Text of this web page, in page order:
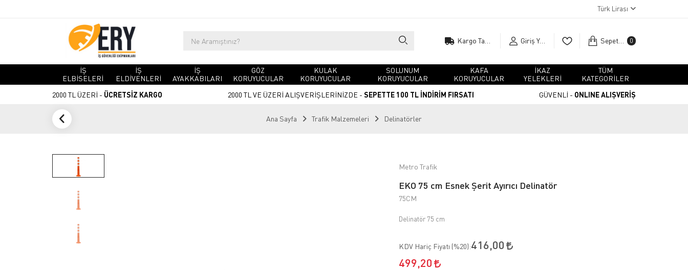
Türk Lirası
Giriş Yap Sepetim 0
İŞ
ELBİSELERİ
İŞ
ELDİVENLERİ
İŞ
AYAKKABILARI
GÖZ
KORUYUCULAR
KULAK
KORUYUCULAR
SOLUNUM
KORUYUCULAR
KAFA
KORUYUCULAR
İKAZ
YELEKLERİ
TÜM
KATEGORİLER
2000 TL ÜZERİ - ÜCRETSİZ KARGO 2000 TL VE ÜZERİ ALIŞVERİŞLERİNİZDE - SEPETTE 100 TL İNDİRİM FIRSATI GÜVENLİ - ONLINE ALIŞVERİŞ
Ana Sayfa Trafik Malzemeleri Delinatörler
Metro Trafik
EKO 75 cm Esnek Şerit Ayırıcı Delinatör
75CM
Delinatör 75 cm
KDV Hariç Fiyatı (%20):416,00
499,20